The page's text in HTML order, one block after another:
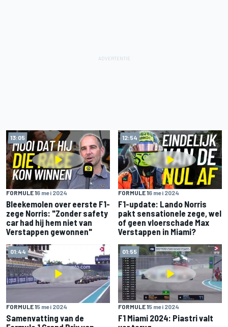
13:05
FORMULE 16 mei 2024
Bleekemolen over eerste F1-
zege Norris: "Zonder safety
car had hij hem niet van
Verstappen gewonnen"
12:54
FORMULE 16 mei 2024
F1-update: Lando Norris
pakt sensationele zege, wel
of geen vloerschade Max
Verstappen in Miami?
01:44
FORMULE 15 mei 2024
Samenvatting van de
01:55
FORMULE 15 mei 2024
F1 Miami 2024: Piastri valt